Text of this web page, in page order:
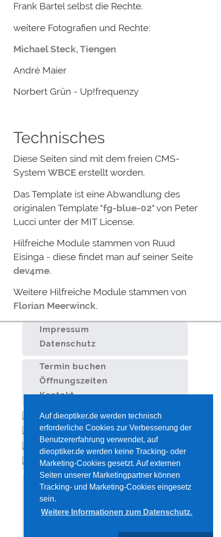
Auf dieoptiker.de werden technisch
erforderliche Cookies zur Verbesserung der
Benutzererfahrung verwendet, auf
dieoptiker.de werden keine Tracking- oder
Marketing-Cookies gesetzt. Auf externen
Seiten unserer Marketingpartner können
Tracking- und Marketing-Cookies eingesetz
sein.
Weitere Informationen zum Datenschutz.
Frank Bartel selbst die Rechte.
weitere Fotografien und Rechte:
Michael Steck, Tiengen
André Maier
Norbert Grün - Up!frequenzy
Technisches
Diese Seiten sind mit dem freien CMS-
SystemWBCEerstellt worden.
Das Template ist eine Abwandlung des
originalen Template "fg-blue-02" von Peter
Lucci unter der MIT License.
Hilfreiche Module stammen von Ruud
Eisinga - diese findet man auf seiner Seite
dev4me.
Weitere Hilfreiche Module stammen von
Florian Meerwinck.
Impressum
Datenschutz
Termin buchen
Öffnungszeiten
Kontakt
(c) Frank Bartel 2021
Diese Seiten sind mit
worden.
Thx Ruud Eisinga, Florian